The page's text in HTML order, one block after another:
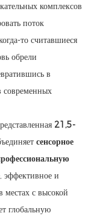
комплексов
поток
то считавшиеся
обрели
в
современных
21,5-
сенсорное
эффективное и
местах с высокой
глобальную